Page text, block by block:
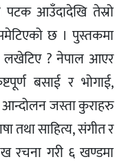
पटक आउँदादेखि तेस्रो
छ । पुस्तकमा
लखेटिए ? नेपाल आएर
बसाई र भोगाई,
आन्दोलन जस्ता कुराहरु
तथा साहित्य, संगीत र
रचना गरी ६ खण्डमा